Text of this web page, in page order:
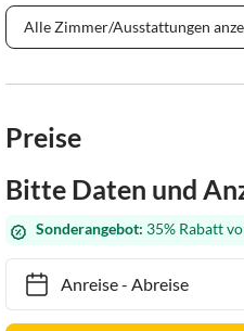
Alle Zimmer/Ausstattungen
Preise
Bitte Daten und
Sonderangebot: 35% Rabatt
Anreise- Abreise